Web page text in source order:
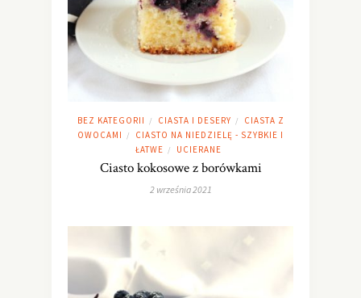
BEZ KATEGORII / CIASTA I DESERY /
CIASTA Z
OWOCAMI
/
CIASTO NA NIEDZIELĘ - SZYBKIE I
ŁATWE / UCIERANE
Ciasto kokosowe z borówkami
2 września 2021